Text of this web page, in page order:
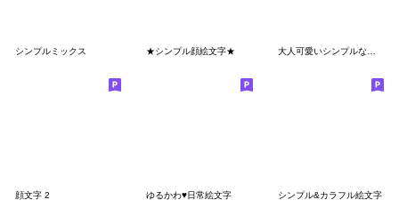
シンプルミックス ★シンプル顔絵文字★ 大人可愛いシンプルな絵文字
顔文字 2 ゆるかわ♥️日常絵文字 シンプル&カラフル絵文字